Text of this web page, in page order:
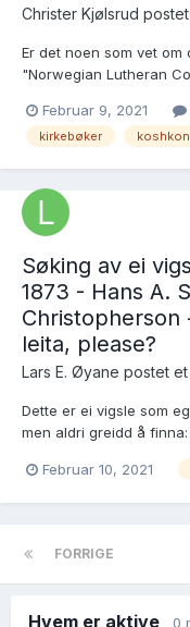
Christer Kjølsrud
Er det noen som vet
"Norwegian Lutheran
grunnlagt i 1844.
lutheranske kirker i
Februar 9, 2021
kirkebøker
Søking av ei
1873 - Hans A.
Christopherson
leita, please?
Lars E. Øyane postet
Dette er ei vigsle som
men aldri greidd å
Co., WI Dorthea A.
Februar 10, 2021
FORRIGE
Hvem er aktive 0